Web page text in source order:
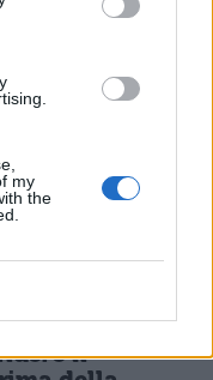
my
the
Stato
posti
per merito
2026,
31 agosto:
il